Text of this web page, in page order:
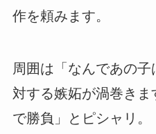
作を頼みます。
周囲は「なんであの
対する嫉妬が渦巻き
で勝負」とピシャリ。